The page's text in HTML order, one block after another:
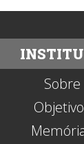
Sobre